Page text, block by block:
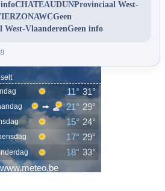
West-
VlaanderenGeen info